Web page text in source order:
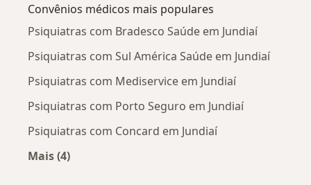
Convênios médicos mais populares
Psiquiatras com Bradesco Saúde em Jundiaí
Psiquiatras com Sul América Saúde em Jundiaí
Psiquiatras com Mediservice em Jundiaí
Psiquiatras com Porto Seguro em Jundiaí
Psiquiatras com Concard em Jundiaí
Mais (4)